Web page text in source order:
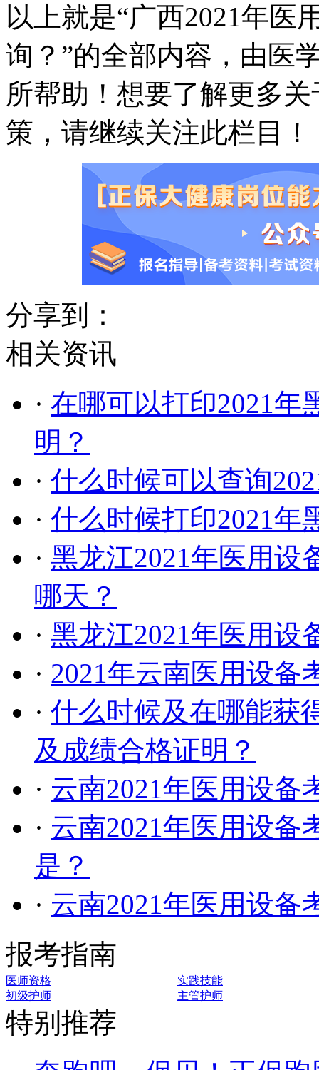
以上就是“广西2021年医
询？”的全部内容，由医
所帮助！想要了解更多
策，请继续关注此栏目！
分享到：
相关资讯
· 在哪可以打印2021年
明？
· 什么时候可以查询
· 什么时候打印2021年
· 黑龙江2021年医用设
哪天？
· 黑龙江2021年医用设
· 2021年云南医用设备
· 什么时候及在哪能获
及成绩合格证明？
· 云南2021年医用设备
· 云南2021年医用设备
是？
· 云南2021年医用设备
报考指南
医师资格
实践技能
初级护师
主管护师
特别推荐